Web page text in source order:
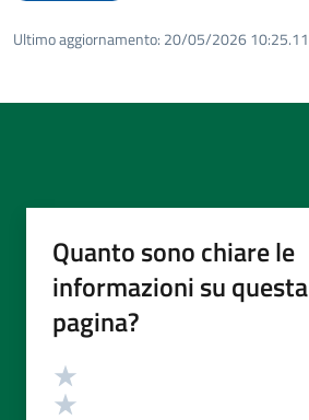
Ultimo aggiornamento: 20/05/2026 10:25.11
Quanto sono chiare le
informazioni su questa
pagina?
Valutazione